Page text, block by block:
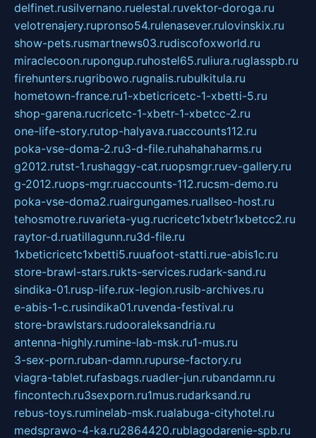
delfinet.rusilvernano.ruelestal.ruvektor-doroga.ru
velotrenajery.rupronso54.rulenasever.rulovinskix.ru
show-pets.rusmartnews03.rudiscofoxworld.ru
miraclecoon.rupongup.ruhostel65.ruliura.ruglasspb.ru
firehunters.rugribowo.rugnalis.rubulkitula.ru
hometown-france.ru1-xbeticricetc-1-xbetti-5.ru
shop-garena.rucricetc-1-xbetr-1-xbetcc-2.ru
one-life-story.rutop-halyava.ruaccounts112.ru
poka-vse-doma-2.ru3-d-file.ruhahahaharms.ru
g2012.rutst-1.rushaggy-cat.ruopsmgr.ruev-gallery.ru
g-2012.ruops-mgr.ruaccounts-112.rucsm-demo.ru
poka-vse-doma2.ruairgungames.ruallseo-host.ru
tehosmotre.ruvarieta-yug.rucricetc1xbetr1xbetcc2.ru
raytor-d.ruatillagunn.ru3d-file.ru
1xbeticricetc1xbetti5.ruuafoot-statti.rue-abis1c.ru
store-brawl-stars.rukts-services.rudark-sand.ru
sindika-01.rusp-life.rux-legion.rusib-archives.ru
e-abis-1-c.rusindika01.ruvenda-festival.ru
store-brawlstars.rudooraleksandria.ru
antenna-highly.rumine-lab-msk.ru1-mus.ru
3-sex-porn.ruban-damn.rupurse-factory.ru
viagra-tablet.rufasbags.ruadler-jun.rubandamn.ru
fincontech.ru3sexporn.ru1mus.rudarksand.ru
rebus-toys.ruminelab-msk.rualabuga-cityhotel.ru
medsprawo-4-ka.ru2864420.rublagodarenie-spb.ru